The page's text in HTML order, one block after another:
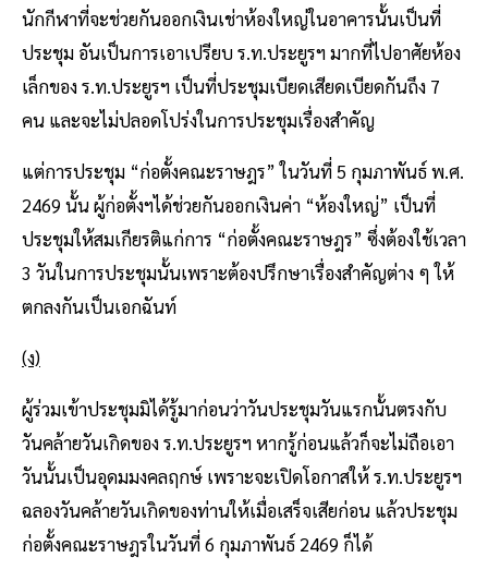
นักกีฬาที่จะช่วยกันออกเงินเช่าห้องใหญ่ในอาคารนั้นเป็นที่
ประชุม อันเป็นการเอาเปรียบ ร.ท.ประยูรฯ มากที่ไปอาศัยห้อง
เล็กของ ร.ท.ประยูรฯ เป็นที่ประชุมเบียดเสียดเบียดกันถึง 7
คน และจะไม่ปลอดโปร่งในการประชุมเรื่องสําคัญ
แต่การประชุม “ก่อตั้งคณะราษฎร” ในวันที่ 5 กุมภาพันธ์ พ.ศ.
2469 นั้น ผู้ก่อตั้งฯได้ช่วยกันออกเงินค่า “ห้องใหญ่” เป็นที่
ประชุมให้สมเกียรติแก่การ “ก่อตั้งคณะราษฎร” ซึ่งต้องใช้เวลา
3 วันในการประชุมนั้นเพราะต้องปรึกษาเรื่องสําคัญต่าง ๆ ให้
ตกลงกันเป็นเอกฉันท์
(ง)
ผู้ร่วมเข้าประชุมมิได้รู้มาก่อนว่าวันประชุมวันแรกนั้นตรงกับ
วันคล้ายวันเกิดของ ร.ท.ประยูรฯ หากรู้ก่อนแล้วก็จะไม่ถือเอา
วันนั้นเป็นอุดมมงคลฤกษ์ เพราะจะเปิดโอกาสให้ ร.ท.ประยูรฯ
ฉลองวันคล้ายวันเกิดของท่านให้เมื่อเสร็จเสียก่อน แล้วประชุม
ก่อตั้งคณะราษฎรในวันที่ 6 กุมภาพันธ์ 2469 ก็ได้